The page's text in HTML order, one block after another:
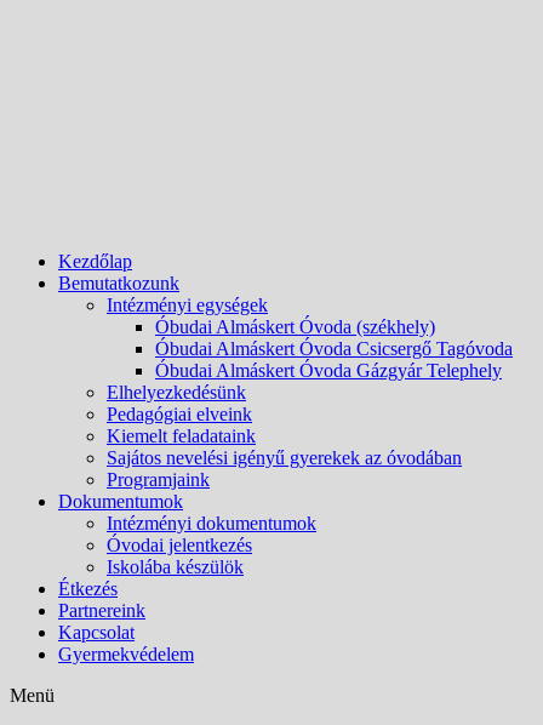
Kezdőlap
Bemutatkozunk
Intézményi egységek
Óbudai Almáskert Óvoda (székhely)
Óbudai Almáskert Óvoda Csicsergő Tagóvoda
Óbudai Almáskert Óvoda Gázgyár Telephely
Elhelyezkedésünk
Pedagógiai elveink
Kiemelt feladataink
Sajátos nevelési igényű gyerekek az óvodában
Programjaink
Dokumentumok
Intézményi dokumentumok
Óvodai jelentkezés
Iskolába készülök
Étkezés
Partnereink
Kapcsolat
Gyermekvédelem
Menü